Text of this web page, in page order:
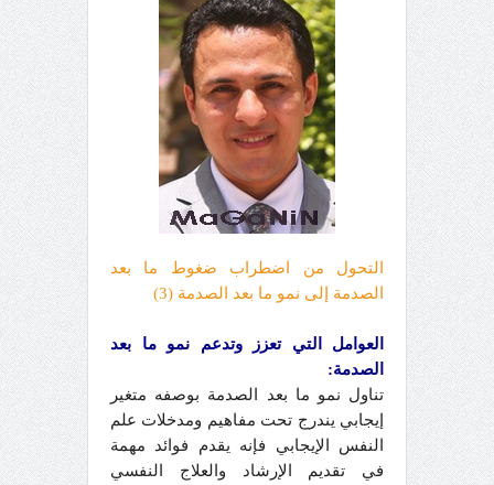
التحول من اضطراب ضغوط ما بعد
الصدمة إلى نمو ما بعد الصدمة (3
)
العوامل التي تعزز وتدعم نمو ما بعد
الصدمة:
تناول نمو ما بعد الصدمة بوصفه متغير
إيجابي يندرج تحت مفاهيم ومدخلات علم
النفس الإيجابي فإنه يقدم فوائد مهمة
في تقديم الإرشاد والعلاج النفسي